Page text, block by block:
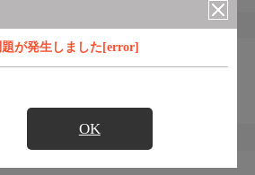
が発生しました[error]
OK
め番組